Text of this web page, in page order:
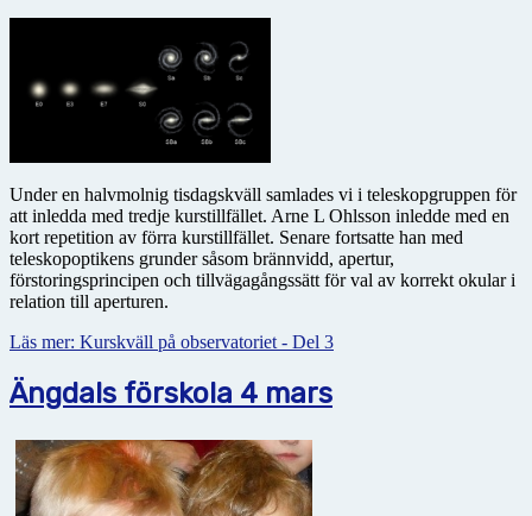
Under en halvmolnig tisdagskväll samlades vi i teleskopgruppen för
att inledda med tredje kurstillfället. Arne L Ohlsson inledde med en
kort repetition av förra kurstillfället. Senare fortsatte han med
teleskopoptikens grunder såsom brännvidd, apertur,
förstoringsprincipen och tillvägagångssätt för val av korrekt okular i
relation till aperturen.
Läs mer: Kurskväll på observatoriet - Del 3
Ängdals förskola 4 mars